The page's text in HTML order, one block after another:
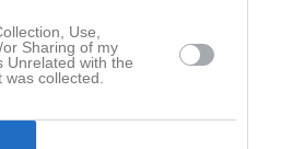
Use,
Sharing of my
Unrelated with the
collected.
Royal Crowns söndag 14:e Juni